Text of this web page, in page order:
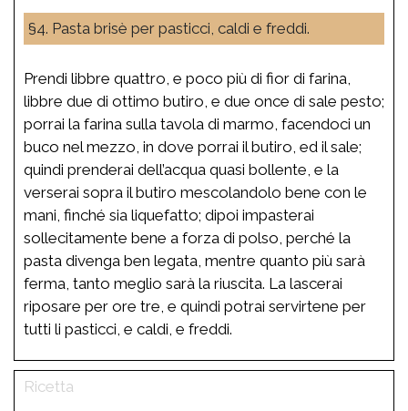
§4. Pasta brisè per pasticci, caldi e freddi.
Prendi libbre quattro, e poco più di fior di farina,
libbre due di ottimo butiro, e due once di sale pesto;
porrai la farina sulla tavola di marmo, facendoci un
buco nel mezzo, in dove porrai il butiro, ed il sale;
quindi prenderai dell’acqua quasi bollente, e la
verserai sopra il butiro mescolandolo bene con le
mani, finché sia liquefatto; dipoi impasterai
sollecitamente bene a forza di polso, perché la
pasta divenga ben legata, mentre quanto più sarà
ferma, tanto meglio sarà la riuscita. La lascerai
riposare per ore tre, e quindi potrai servirtene per
tutti li pasticci, e caldi, e freddi.